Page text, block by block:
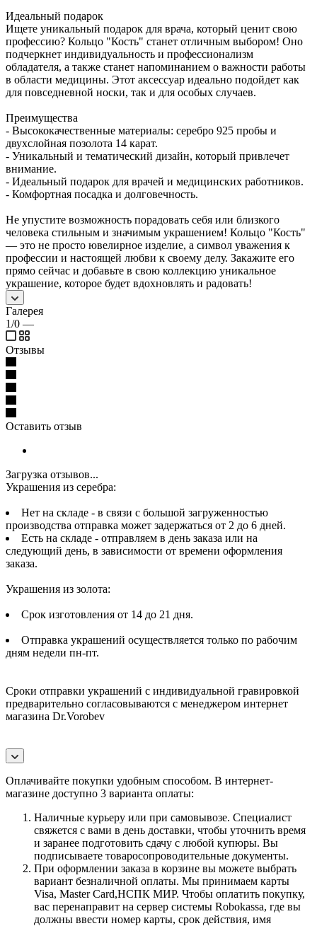
Идеальный подарок
Ищете уникальный подарок для врача, который ценит свою
профессию? Кольцо "Кость" станет отличным выбором! Оно
подчеркнет индивидуальность и профессионализм
обладателя, а также станет напоминанием о важности работы
в области медицины. Этот аксессуар идеально подойдет как
для повседневной носки, так и для особых случаев.
Преимущества
- Высококачественные материалы: серебро 925 пробы и
двухслойная позолота 14 карат.
- Уникальный и тематический дизайн, который привлечет
внимание.
- Идеальный подарок для врачей и медицинских работников.
- Комфортная посадка и долговечность.
Не упустите возможность порадовать себя или близкого
человека стильным и значимым украшением! Кольцо "Кость"
— это не просто ювелирное изделие, а символ уважения к
профессии и настоящей любви к своему делу. Закажите его
прямо сейчас и добавьте в свою коллекцию уникальное
украшение, которое будет вдохновлять и радовать!
Галерея
1/0 —
Отзывы
Оставить отзыв
Загрузка отзывов...
Украшения из серебра:
Нет на складе - в связи с большой загруженностью
производства отправка может задержаться от 2 до 6 дней.
Есть на складе - отправляем в день заказа или на
следующий день, в зависимости от времени оформления
заказа.
Украшения из золота:
Срок изготовления от 14 до 21 дня.
Отправка украшений осуществляется только по рабочим
дням недели пн-пт.
Сроки отправки украшений с индивидуальной гравировкой
предварительно согласовываются с менеджером интернет
магазина Dr.Vorobev
Оплачивайте покупки удобным способом. В интернет-
магазине доступно 3 варианта оплаты:
Наличные курьеру или при самовывозе. Специалист
свяжется с вами в день доставки, чтобы уточнить время
и заранее подготовить сдачу с любой купюры. Вы
подписываете товаросопроводительные документы.
При оформлении заказа в корзине вы можете выбрать
вариант безналичной оплаты. Мы принимаем карты
Visa, Master Card,НСПК МИР. Чтобы оплатить покупку,
вас перенаправит на сервер системы Robokassa, где вы
должны ввести номер карты, срок действия, имя